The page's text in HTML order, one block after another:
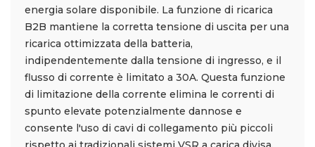
energia solare disponibile. La funzione di ricarica
B2B mantiene la corretta tensione di uscita per una
ricarica ottimizzata della batteria,
indipendentemente dalla tensione di ingresso, e il
flusso di corrente è limitato a 30A. Questa funzione
di limitazione della corrente elimina le correnti di
spunto elevate potenzialmente dannose e
consente l'uso di cavi di collegamento più piccoli